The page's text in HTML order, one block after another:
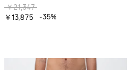
￥21,347
￥13,875
-35%